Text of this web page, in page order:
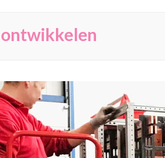
ontwikkelen